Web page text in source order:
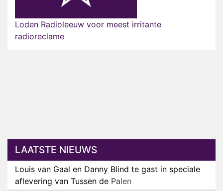
Loden Radioleeuw voor meest irritante
radioreclame
LAATSTE NIEUWS
Louis van Gaal en Danny Blind te gast in speciale
aflevering van Tussen de Palen